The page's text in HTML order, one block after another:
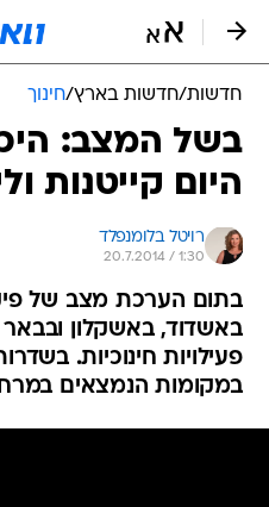
חדשות/חדשות בארץ/חינוך
בשל המצב:
היום קייטנות
רויטל בלומנפלד
20.7.2014 / 1:30
בתום הערכת מצב של
באשדוד, באשקלון
פעילויות חינוכיות.
במקומות הנמצאים במרחק 15 שניות ממרחב